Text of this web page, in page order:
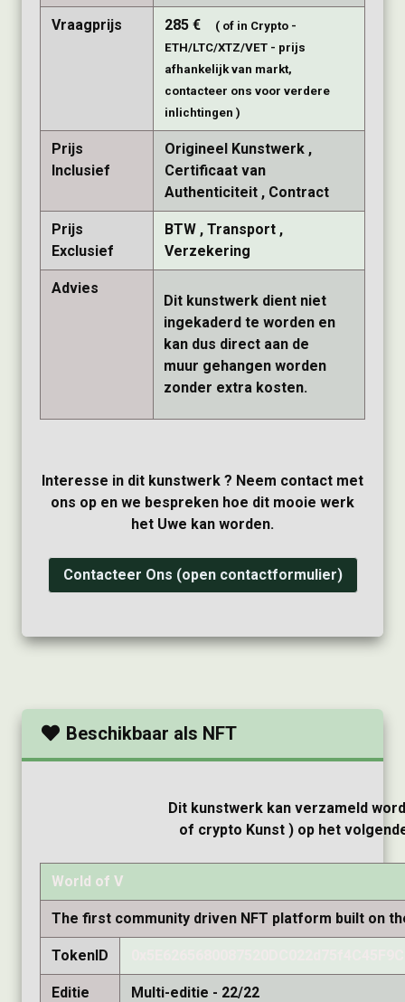
Vraagprijs 285 €
( of in Crypto -
ETH/LTC/XTZ/VET - prijs
afhankelijk van markt,
contacteer ons voor verdere
inlichtingen )
Prijs
Inclusief
Origineel Kunstwerk
Certificaat van
Authenticiteit
Contract
Prijs
Exclusief
BTW
Transport
Verzekering
Advies
Dit kunstwerk dient niet
ingekaderd te worden en
kan dus direct aan de
muur gehangen worden
zonder extra kosten.
Interesse in dit kunstwerk ? Neem contact met
ons op en we bespreken hoe dit mooie werk
het Uwe kan worden.
Contacteer Ons (open contactformulier)
Beschikbaar als NFT
Dit kunstwerk kan verzameld
of crypto Kunst ) op het
World of V
The first community driven NFT platform built on
TokenID
Editie
Multi-editie - 22/22